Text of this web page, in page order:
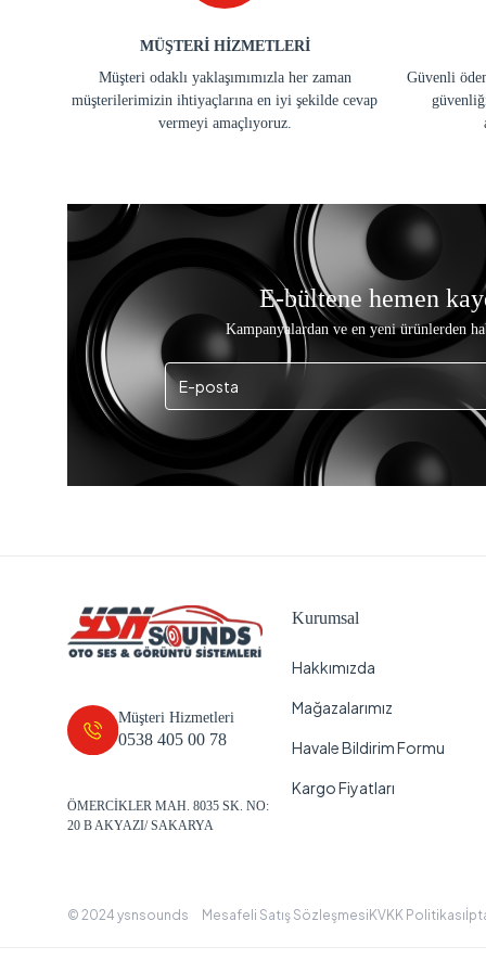
MÜŞTERİ HİZMETLERİ
Müşteri odaklı yaklaşımımızla her zaman
müşterilerimizin ihtiyaçlarına en iyi şekilde cevap
vermeyi amaçlıyoruz.
Güvenli
E-bültene hemen
Kampanyalardan ve en yeni ürünlerden
Müşteri Hizmetleri
0538 405 00 78
ÖMERCİKLER MAH. 8035 SK. NO:
20 B AKYAZI/ SAKARYA
Kurumsal
Hakkımızda
Mağazalarımız
Havale Bildirim Formu
Kargo Fiyatları
© 2024 ysnsounds Mesafeli Satış Sözleşmesi KVKK Politikası